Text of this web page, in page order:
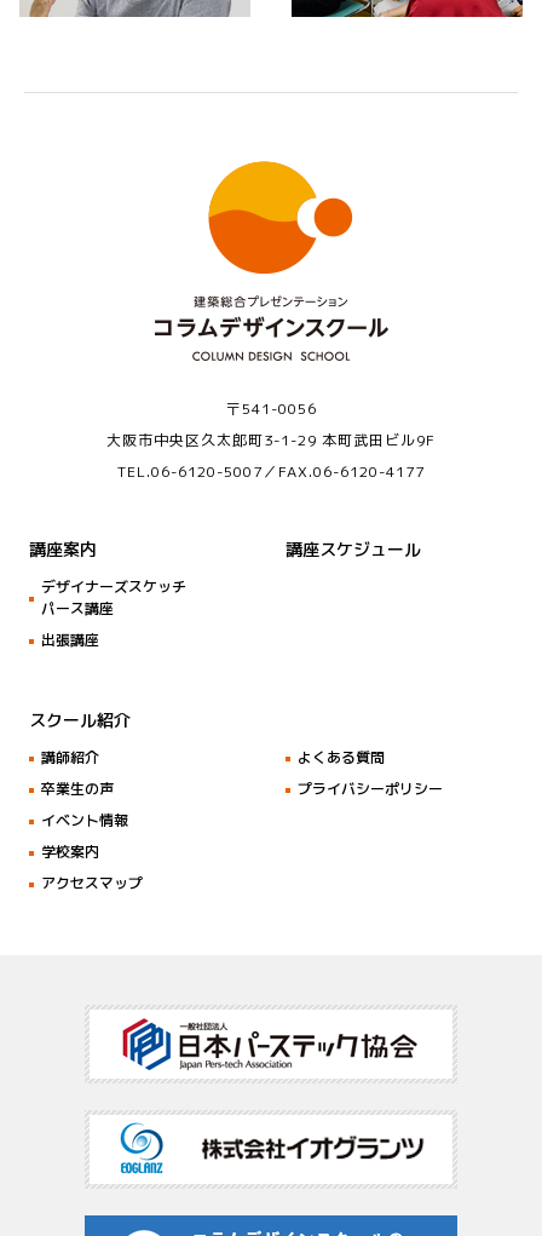
〒541-0056
大阪市中央区久太郎町3-1-29 本町武田ビル9F
TEL.06-6120-5007／FAX.06-6120-4177
講座案内
デザイナーズスケッチ
パース講座
出張講座
講座スケジュール
スクール紹介
講師紹介
卒業生の声
イベント情報
学校案内
アクセスマップ
よくある質問
プライバシーポリシー